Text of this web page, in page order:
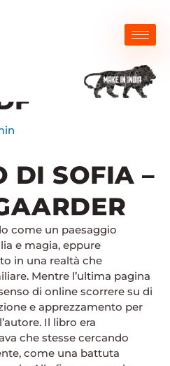
DI SOFIA |
DI SOFIA –
come un paesaggio
e magia, eppure
in una realtà che
Mentre l’ultima pagina
di online scorrere su di
e apprezzamento per
Il libro era
che stesse cercando
come una battuta